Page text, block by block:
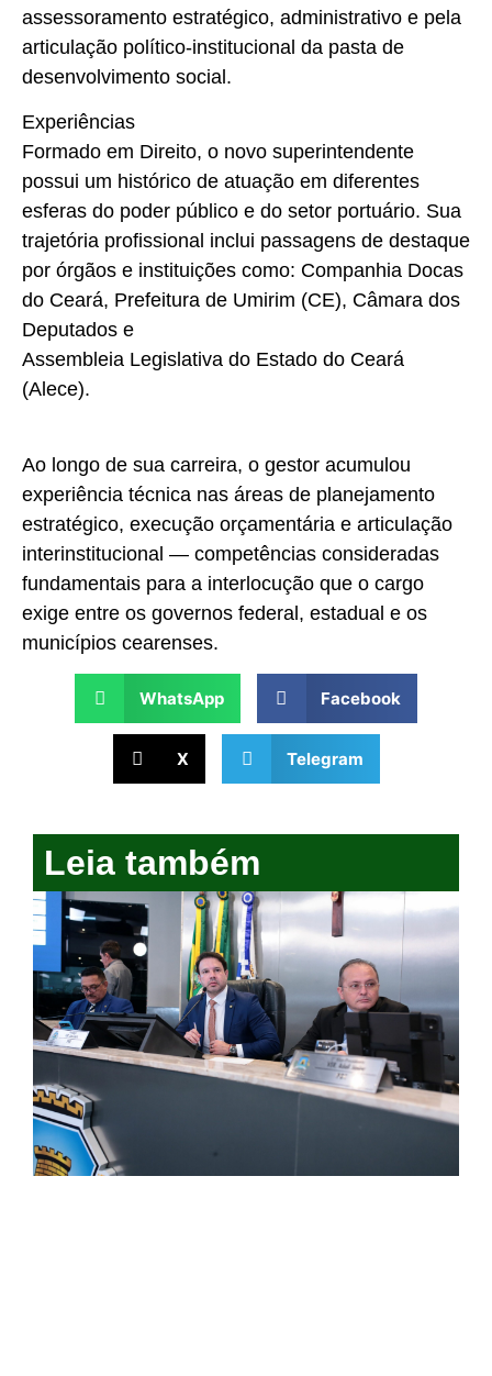
assessoramento estratégico, administrativo e pela
articulação político-institucional da pasta de
desenvolvimento social.
Experiências
Formado em Direito, o novo superintendente
possui um histórico de atuação em diferentes
esferas do poder público e do setor portuário. Sua
trajetória profissional inclui passagens de destaque
por órgãos e instituições como: Companhia Docas
do Ceará, Prefeitura de Umirim (CE), Câmara dos
Deputados e
Assembleia Legislativa do Estado do Ceará
(Alece).
Ao longo de sua carreira, o gestor acumulou
experiência técnica nas áreas de planejamento
estratégico, execução orçamentária e articulação
interinstitucional — competências consideradas
fundamentais para a interlocução que o cargo
exige entre os governos federal, estadual e os
municípios cearenses.
WhatsApp Facebook
X Telegram
Leia também